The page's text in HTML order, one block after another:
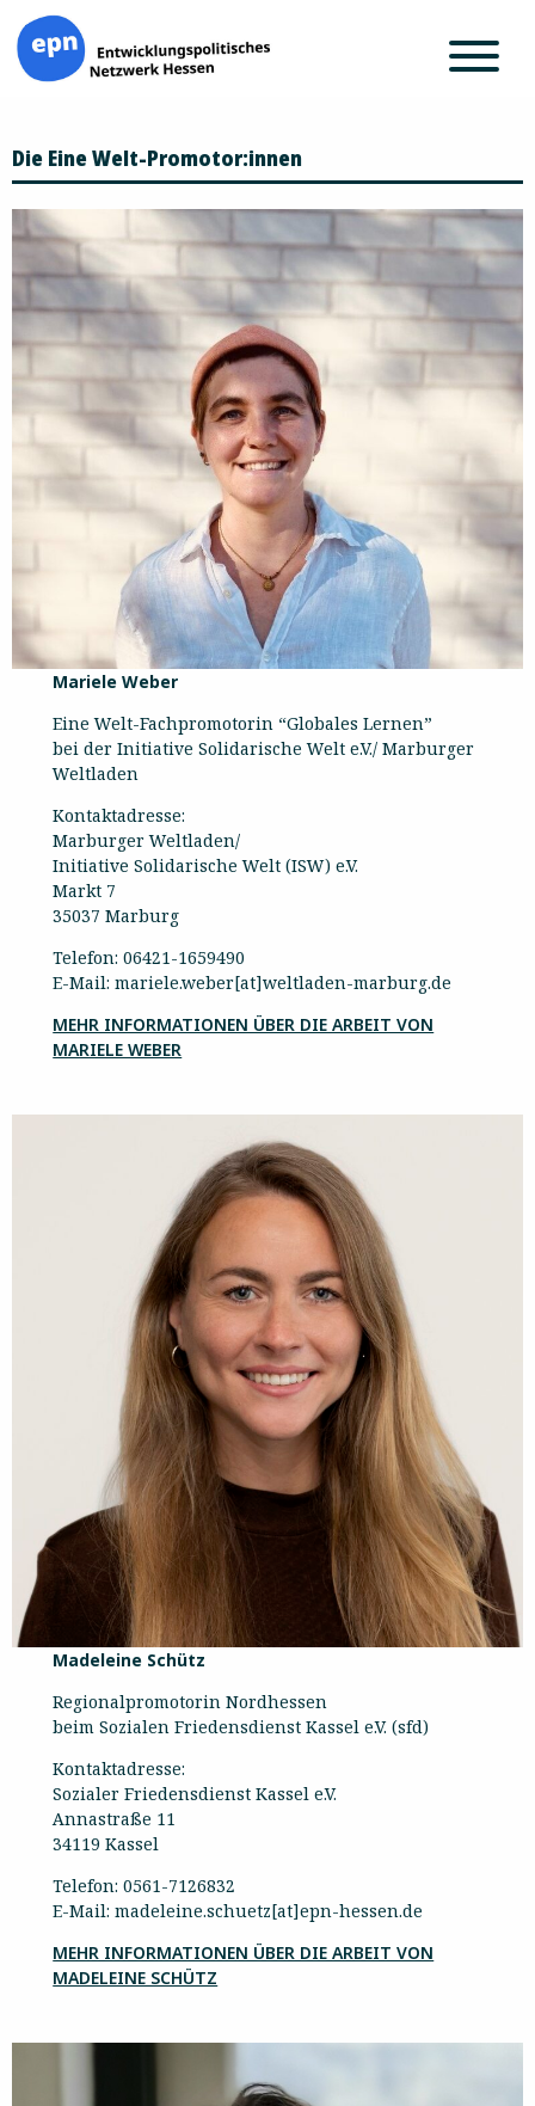
Inhalt
springen
Die Eine Welt-Promotor:innen
Mariele Weber
Eine Welt-Fachpromotorin “Globales Lernen”
bei der Initiative Solidarische Welt e.V./ Marburger
Weltladen
Kontaktadresse:
Marburger Weltladen/
Initiative Solidarische Welt (ISW) e.V.
Markt 7
35037 Marburg
Telefon: 06421-1659490
E-Mail: mariele.weber[at]weltladen-marburg.de
MEHR INFORMATIONEN ÜBER DIE ARBEIT VON
MARIELE WEBER
Madeleine Schütz
Regionalpromotorin Nordhessen
beim Sozialen Friedensdienst Kassel e.V. (sfd)
Kontaktadresse:
Sozialer Friedensdienst Kassel e.V.
Annastraße 11
34119 Kassel
Telefon: 0561-7126832
E-Mail: madeleine.schuetz[at]epn-hessen.de
MEHR INFORMATIONEN ÜBER DIE ARBEIT VON
MADELEINE SCHÜTZ